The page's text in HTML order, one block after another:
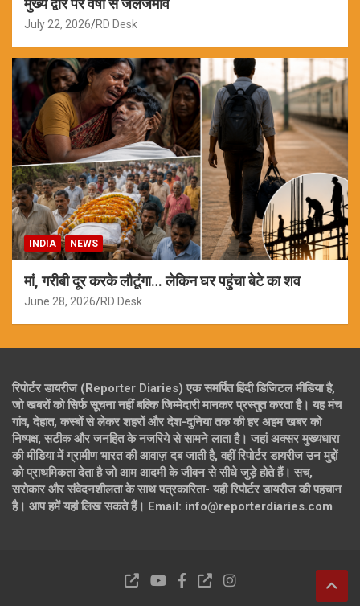
मुख्य द्वार पर वर्षों से जलजमाव
July 22, 2026 RD Desk
INDIA NEWS
मां, गरीबी दूर करके लौटूंगा… लेकिन घर पहुंचा बेटे का शव
June 28, 2026 RD Desk
रिपोर्टर डायरीज (Reporter Diaries) एक समर्पित हिंदी डिजिटल मीडिया है,
जो खबरों को सिर्फ सूचना नहीं बल्कि जिम्मेदारी मानकर प्रस्तुत करता है। यह मंच
गांव, देहात, कस्बों से लेकर शहरों और देश-दुनिया तक की हर अहम खबर को
निष्पक्ष, सटीक और जनहित के नजरिये से सामने लाता है। जहां अक्सर मुख्यधारा
की मीडिया में ग्रामीण भारत की आवाज़ दब जाती है, वहीं रिपोर्टर डायरीज उन मुद्दों
को प्राथमिकता देता है जो आम आदमी के जीवन से सीधे जुड़े होते हैं। सच,
सरोकार और संवेदनशीलता के साथ पत्रकारिता- यही रिपोर्टर डायरीज की पहचान
है। आप हमें यहां लिख सकते हैं। Email: info@reporterdiaries.com